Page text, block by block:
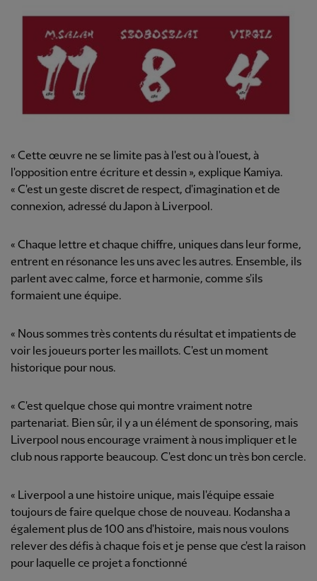
« Cette œuvre ne se limite pas à l'est ou à l'ouest, à
l'opposition entre écriture et dessin », explique Kamiya.
« C'est un geste discret de respect, d'imagination et de
connexion, adressé du Japon à Liverpool.
« Chaque lettre et chaque chiffre, uniques dans leur forme,
entrent en résonance les uns avec les autres. Ensemble, ils
parlent avec calme, force et harmonie, comme s'ils
formaient une équipe.
« Nous sommes très contents du résultat et impatients de
voir les joueurs porter les maillots. C'est un moment
historique pour nous.
« C'est quelque chose qui montre vraiment notre
partenariat. Bien sûr, il y a un élément de sponsoring, mais
Liverpool nous encourage vraiment à nous impliquer et le
club nous rapporte beaucoup. C'est donc un très bon cercle.
« Liverpool a une histoire unique, mais l'équipe essaie
toujours de faire quelque chose de nouveau. Kodansha a
également plus de 100 ans d'histoire, mais nous voulons
relever des défis à chaque fois et je pense que c'est la raison
pour laquelle ce projet a fonctionné